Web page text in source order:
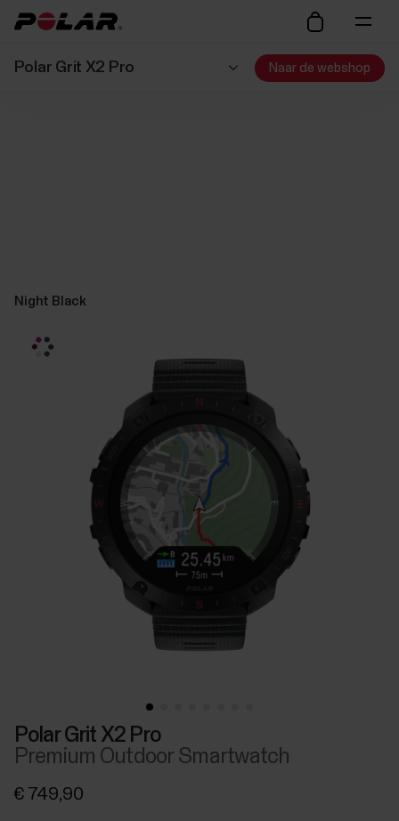
Polar Grit X2 Pro Naar de webshop
Night Black
Polar Grit X2 Pro
Premium Outdoor Smartwatch
€ 749,90